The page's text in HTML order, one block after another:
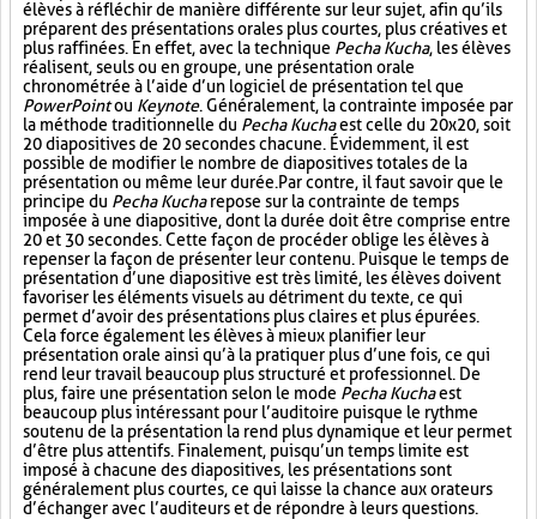
élèves à réfléchir de manière différente sur leur sujet, afin qu’ils
préparent des présentations orales plus courtes, plus créatives et
plus raffinées. En effet, avec la technique Pecha Kucha, les élèves
réalisent, seuls ou en groupe, une présentation orale
chronométrée à l’aide d’un logiciel de présentation tel que
PowerPointou Keynote. Généralement, la contrainte imposée par
la méthode traditionnelle du Pecha Kuchaest celle du 20x20, soit
20 diapositives de 20 secondes chacune. Évidemment, il est
possible de modifier le nombre de diapositives totales de la
présentation ou même leur durée. Par contre, il faut savoir que le
principe du Pecha Kucharepose sur la contrainte de temps
imposée à une diapositive, dont la durée doit être comprise entre
20 et 30 secondes. Cette façon de procéder oblige les élèves à
repenser la façon de présenter leur contenu. Puisque le temps de
présentation d’une diapositive est très limité, les élèves doivent
favoriser les éléments visuels au détriment du texte, ce qui
permet d’avoir des présentations plus claires et plus épurées.
Cela force également les élèves à mieux planifier leur
présentation orale ainsi qu’à la pratiquer plus d’une fois, ce qui
rend leur travail beaucoup plus structuré et professionnel. De
plus, faire une présentation selon le mode Pecha Kuchaest
beaucoup plus intéressant pour l’auditoire puisque le rythme
soutenu de la présentation la rend plus dynamique et leur permet
d’être plus attentifs. Finalement, puisqu’un temps limite est
imposé à chacune des diapositives, les présentations sont
généralement plus courtes, ce qui laisse la chance aux orateurs
d’échanger avec l’auditeurs et de répondre à leurs questions.